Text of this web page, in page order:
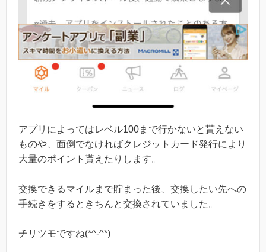
アプリによってはレベル100まで行かないと貰えない
ものや、面倒でなければクレジットカード発行により
大量のポイント貰えたりします。
交換できるマイルまで貯まった後、交換したい先への
手続きをするときちんと交換されていました。
チリツモですね(*^-^*)